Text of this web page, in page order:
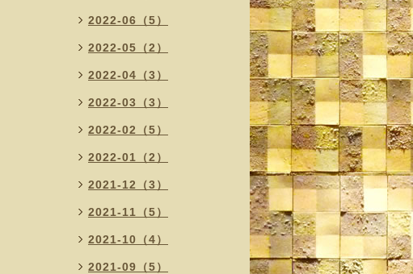
2022-06（5）
2022-05（2）
2022-04（3）
2022-03（3）
2022-02（5）
2022-01（2）
2021-12（3）
2021-11（5）
2021-10（4）
2021-09（5）